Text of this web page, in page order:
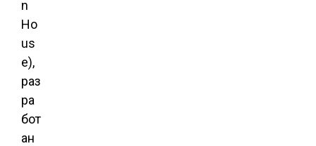
n
Ho
us
e),
раз
ра
бот
ан